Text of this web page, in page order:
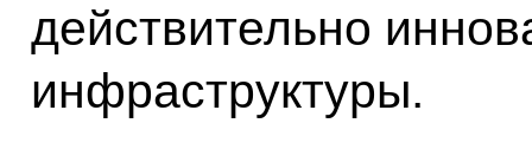
действительно
инфраструктуры.